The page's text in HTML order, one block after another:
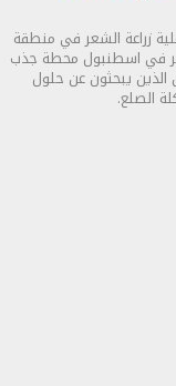
زراعة الشعر في منطقة
في اسطنبول محطة جذب
يبحثون عن حلول
الصلع.